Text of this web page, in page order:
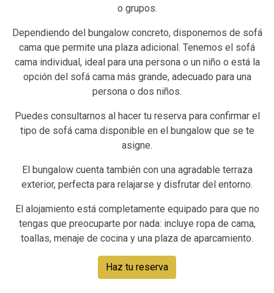
o grupos.
Dependiendo del bungalow concreto, disponemos de sofá
cama que permite una plaza adicional. Tenemos el sofá
cama individual, ideal para una persona o un niño o está la
opción del sofá cama más grande, adecuado para una
persona o dos niños.
Puedes consultarnos al hacer tu reserva para confirmar el
tipo de sofá cama disponible en el bungalow que se te
asigne.
El bungalow cuenta también con una agradable terraza
exterior, perfecta para relajarse y disfrutar del entorno.
El alojamiento está completamente equipado para que no
tengas que preocuparte por nada: incluye ropa de cama,
toallas, menaje de cocina y una plaza de aparcamiento.
Haz tu reserva